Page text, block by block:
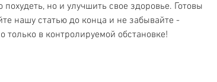
но и улучшить свое здоровье. Готовы
нашу статью до конца и не забывайте -
только в контролируемой обстановке!